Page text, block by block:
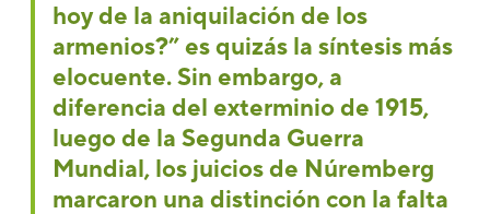
hoy de la aniquilación de los
armenios?” es quizás la síntesis más
elocuente. Sin embargo, a
diferencia del exterminio de 1915,
luego de la Segunda Guerra
Mundial, los juicios de Núremberg
marcaron una distinción con la falta